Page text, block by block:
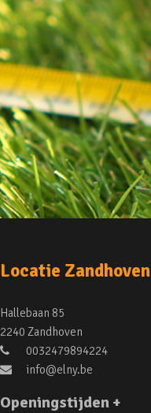
Locatie Zandhoven
Hallebaan 85
2240 Zandhoven
0032479894224
info@elny.be
Openingstijden +